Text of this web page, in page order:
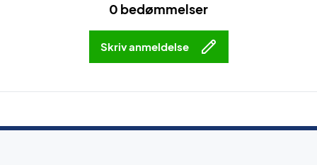
0 bedømmelser
Skriv anmeldelse